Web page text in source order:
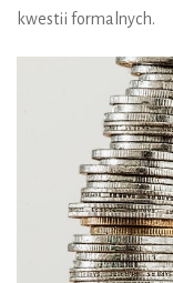
kwestii formalnych.